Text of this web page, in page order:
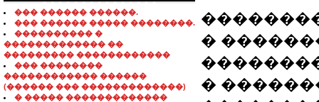
���������������
��� ������ ������.
��� ������ ����� ��������.
���������� �
������������� ��
��������� ������������
��� ��������
������������ ������
(������ ��� �������������)
� ����� �������������
�
�